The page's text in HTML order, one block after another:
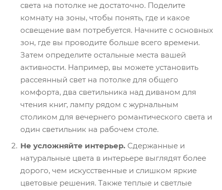
света на потолке не достаточно. Поделите
комнату на зоны, чтобы понять, где и какое
освещение вам потребуется. Начните с основных
зон, где вы проводите больше всего времени.
Затем определите остальные места вашей
активности. Например, вы можете установить
рассеянный свет на потолке для общего
комфорта, два светильника над диваном для
чтения книг, лампу рядом с журнальным
столиком для вечернего романтического света и
один светильник на рабочем столе.
Не усложняйте интерьер. Сдержанные и
натуральные цвета в интерьере выглядят более
дорого, чем искусственные и слишком яркие
цветовые решения. Также теплые и светлые